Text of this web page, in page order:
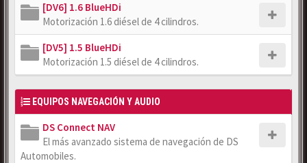
[DV6] 1.6 BlueHDi
Motorización 1.6 diésel de 4 cilindros.
[DV5] 1.5 BlueHDi
Motorización 1.5 diésel de 4 cilindros.
EQUIPOS NAVEGACIÓN Y AUDIO
DS Connect NAV
El más avanzado sistema de navegación de DS
Automobiles.